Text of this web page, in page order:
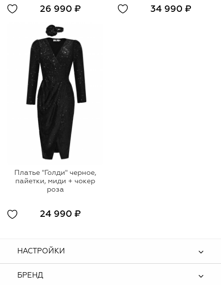
26 990 ₽ 34 990 ₽
Платье "Голди" черное,
пайетки, миди + чокер
роза
24 990 ₽
НАСТРОЙКИ
БРЕНД